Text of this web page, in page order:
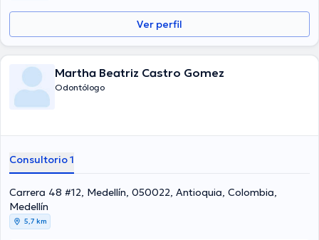
Ver perfil
Martha Beatriz Castro Gomez
Odontólogo
Consultorio 1
Carrera 48 #12, Medellín, 050022, Antioquia, Colombia,
Medellín
5,7 km